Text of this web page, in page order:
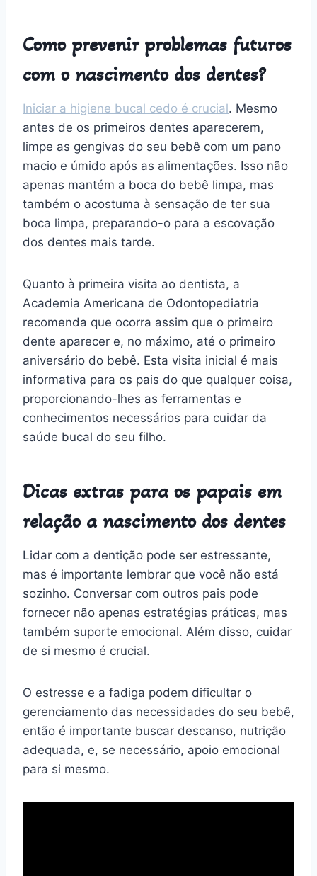
Como prevenir problemas futuros
com o nascimento dos dentes?
Iniciar a higiene bucal cedo é crucial. Mesmo
antes de os primeiros dentes aparecerem,
limpe as gengivas do seu bebê com um pano
macio e úmido após as alimentações. Isso não
apenas mantém a boca do bebê limpa, mas
também o acostuma à sensação de ter sua
boca limpa, preparando-o para a escovação
dos dentes mais tarde.
Quanto à primeira visita ao dentista, a
Academia Americana de Odontopediatria
recomenda que ocorra assim que o primeiro
dente aparecer e, no máximo, até o primeiro
aniversário do bebê. Esta visita inicial é mais
informativa para os pais do que qualquer coisa,
proporcionando-lhes as ferramentas e
conhecimentos necessários para cuidar da
saúde bucal do seu filho.
Dicas extras para os papais em
relação a nascimento dos dentes
Lidar com a dentição pode ser estressante,
mas é importante lembrar que você não está
sozinho. Conversar com outros pais pode
fornecer não apenas estratégias práticas, mas
também suporte emocional. Além disso, cuidar
de si mesmo é crucial.
O estresse e a fadiga podem dificultar o
gerenciamento das necessidades do seu bebê,
então é importante buscar descanso, nutrição
adequada, e, se necessário, apoio emocional
para si mesmo.